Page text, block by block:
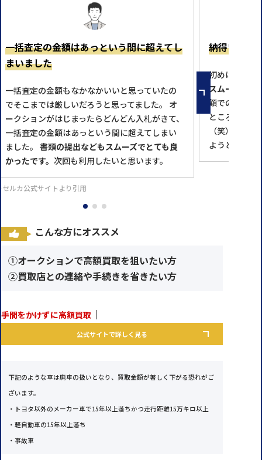
一括査定の金額はあっという間に超えてし
まいました
一括査定の金額もなかなかいいと思っていたの
でそこまでは厳しいだろうと思ってました。 オ
ークションがはじまったらどんどん入札がきて、
一括査定の金額はあっという間に超えてしまい
ました。 書類の提出などもスムーズでとても良
かったです。 次回も利用したいと思います。
納得いく金
初めはめんど
スムーズに対
額での落札と
ところで売っ
（笑） 次に
ようと思いま
ルカ公式サイトより引用
こんな方にオススメ
①オークションで高額買取を狙いたい方
②買取店との連絡や手続きを省きたい方
手間をかけずに高額買取
公式サイトで詳しく見る
下記のような車は廃車の扱いとなり、買取金額が著しく下がる恐れがご
ざいます。
・トヨタ以外のメーカー車で15年以上落ちかつ走行距離15万キロ以上
・軽自動車の15年以上落ち
・事故車